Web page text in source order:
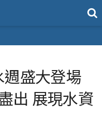
盛大登場
出 展現水資